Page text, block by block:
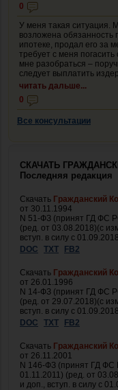
0
У меня такая ситуация.
возложена
ипотеке, продал его за
требует с меня
мне разобраться –
следует выплатить
читать дальше...
0
Все консультации
СКАЧАТЬ
Последняя редакция
Скачать Гражданский
от 30.11.1994
N 51-ФЗ (принят ГД ФС
(ред. от 03.08.2018)(с
вступ. в силу с
DOC
TXT FB2
Скачать Гражданский
от 26.01.1996
N 14-ФЗ (принят ГД ФС
(ред. от 29.07.2018)(с
вступ. в силу с
DOC
TXT FB2
Скачать Гражданский
от 26.11.2001
N 146-ФЗ (принят ГД ФС
01.11.2011) (ред. от
и доп., вступ. в силу с